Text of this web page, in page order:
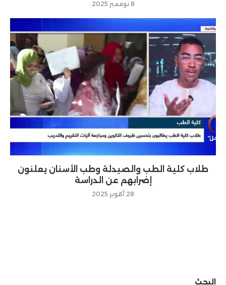
8 نوفمبر 2025
طلاب كلية الطب والصيدلة وطب الأسنان يعلنون
إضرابهم عن الدراسة
28 أكتوبر 2025
البحث